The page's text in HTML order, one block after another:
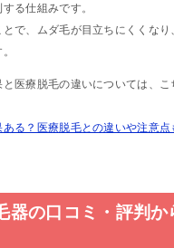
る仕組みです。
で、ムダ毛が目立ちにくくな
医療脱毛の違いについては、こ
る？医療脱毛との違いや注意点
器の口コミ・評判か